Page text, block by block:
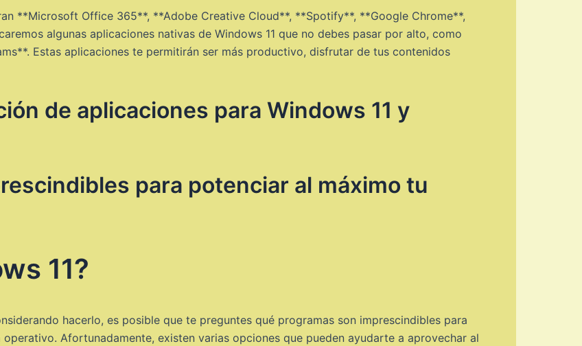
**Microsoft Office 365**, **Adobe Creative Cloud**, **Spotify**, **Google Chrome**,
algunas aplicaciones nativas de Windows 11 que no debes pasar por alto, como
Estas aplicaciones te permitirán ser más productivo, disfrutar de tus contenidos
de aplicaciones para Windows 11 y
para potenciar al máximo tu
11?
hacerlo, es posible que te preguntes qué programas son imprescindibles para
Afortunadamente, existen varias opciones que pueden ayudarte a aprovechar al